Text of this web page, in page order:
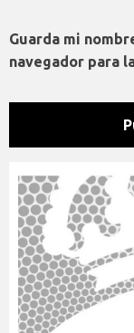
Guarda mi
navegador para